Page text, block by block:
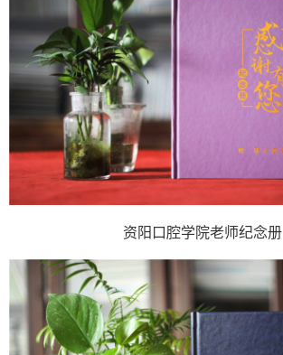
资阳口腔学院老师纪念册